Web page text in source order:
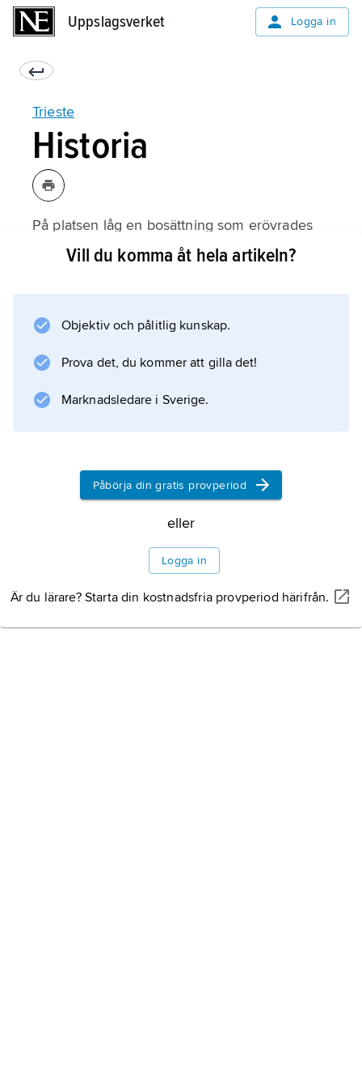
Uppslagsverket Logga in
Trieste
Historia
På platsen låg en bosättning som erövrades
av romarna under 100-talet f.Kr. och följande
. Från 948 styrdes Trieste av biskopar men
tvangs 1202 erkänna Venedigs överhöghet.
sökte Trieste Österrikes beskydd, och
Information om artikeln
Vill du komma åt hela artikeln?
Objektiv och pålitlig kunskap.
Prova det, du kommer att gilla det!
Marknadsledare i Sverige.
Påbörja din gratis provperiod
eller
Logga in
Är du lärare? Starta din kostnadsfria provperiod härifrån.